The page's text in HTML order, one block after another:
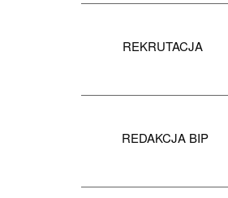
REKRUTACJA
REDAKCJA BIP